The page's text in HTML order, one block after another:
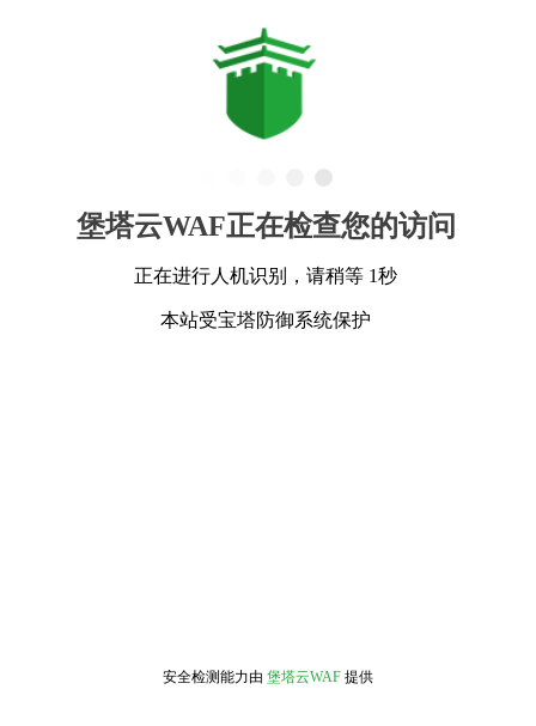
堡塔云WAF正在检查您的访问
正在进行人机识别，请稍等 1秒
本站受宝塔防御系统保护
安全检测能力由 堡塔云WAF 提供